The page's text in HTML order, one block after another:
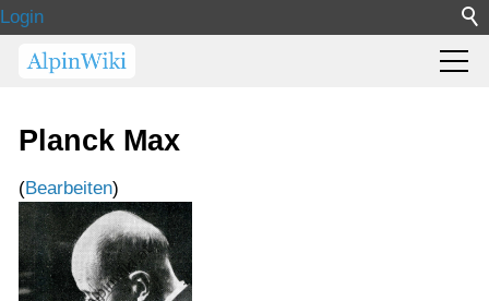
Login
Planck Max
(Bearbeiten)